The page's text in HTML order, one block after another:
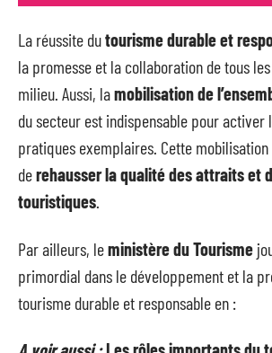
La réussite dutourisme durable et
la promesse et la collaboration de tous
milieu. Aussi, lamobilisation de
du secteur est indispensable pour activer
pratiques exemplaires. Cette
derehausser la qualité des attraits et
touristiques.
Par ailleurs, leministère du Tourisme
primordial dans le développement et la
tourisme durable et responsable en :